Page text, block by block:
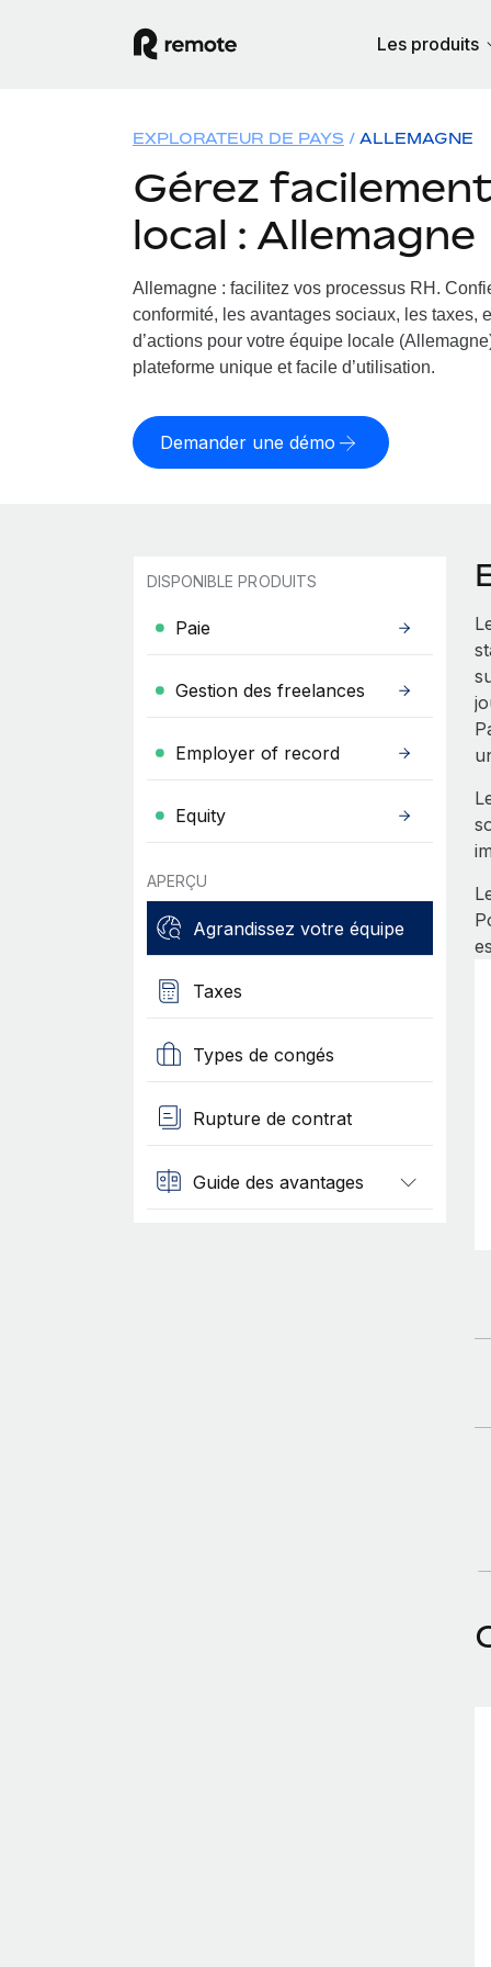
Les produits
EXPLORATEUR DE PAYS ALLEMAGNE
Gérez facilement
local : Allemagne
Allemagne : facilitez vos processus RH.
conformité, les avantages sociaux, les taxes,
d’actions pour votre équipe locale
plateforme unique et facile d’utilisation.
Demander une démo
DISPONIBLE PRODUITS
Paie
Gestion des freelances
Employer of record
Equity
APERÇU
Agrandissez votre équipe
Taxes
Types de congés
Rupture de contrat
Guide des avantages